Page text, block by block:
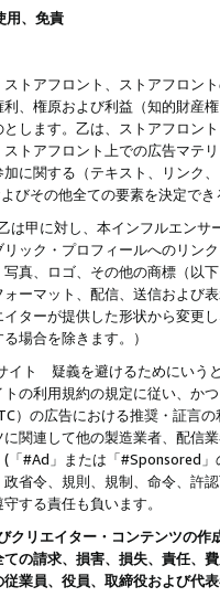
用、免責
トアフロント、ストアフロン
、権原および利益（知的財産
します。乙は、ストアフロン
トアフロント上での広告マテ
に関する（テキスト、リンク
びその他全ての要素を決定で
甲に対し、本インフルエンサ
ック・プロフィールへのリン
真、ロゴ、その他の商標（以
ーマット、配信、送信および
ターが提供した形状から変更
場合を除きます。）
イト 疑義を避けるためにいう
の利用規約の規定に従い、か
）の広告における推奨・証言
関連して他の製造業者、配信
「#Ad」または「#Sponsored
省令、規則、規制、命令、許
する責任も負います。
クリエイター・コンテンツの
の請求、損害、損失、責任、
業員、役員、取締役および代